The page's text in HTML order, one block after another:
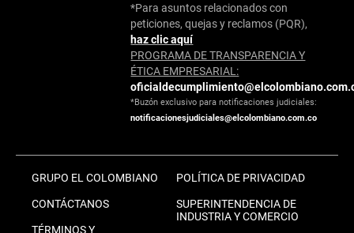
*Para asuntos relacionados con
peticiones, quejas y reclamos (PQR),
haz clic aquí
PROGRAMA DE TRANSPARENCIA Y
ÉTICA EMPRESARIAL:
*Buzón exclusivo para notificaciones judiciales:
notificacionesjudiciales@elcolombiano.com.co
GRUPO EL COLOMBIANO
CONTÁCTANOS
TÉRMINOS Y
POLÍTICA DE PRIVACIDAD
SUPERINTENDENCIA DE
INDUSTRIA Y COMERCIO